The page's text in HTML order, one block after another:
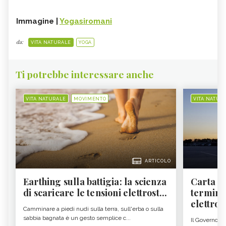
Immagine | Yogasiromani
da: VITA NATURALE YOGA
Ti potrebbe interessare anche
VITA NATURALE MOVIMENTO
ARTICOLO
Earthing sulla battigia: la scienza
di scaricare le tensioni elettrost...
Camminare a piedi nudi sulla terra, sull'erba o sulla
sabbia bagnata è un gesto semplice c...
VITA
Carta
Il Governo